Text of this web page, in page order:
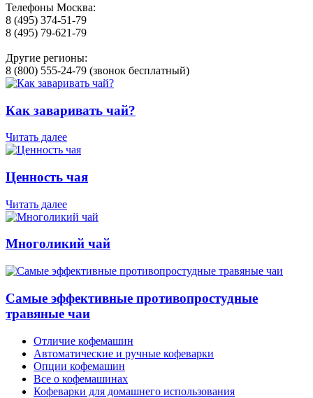
Телефоны Москва:
8 (495) 374-51-79
8 (495) 79-621-79
Другие регионы:
8 (800) 555-24-79 (звонок бесплатный)
Как заваривать чай?
Читать далее
Ценность чая
Читать далее
Многоликий чай
Самые эффективные противопростудные
травяные чаи
Отличие кофемашин
Автоматические и ручные кофеварки
Опции кофемашин
Все о кофемашинах
Кофеварки для домашнего использования